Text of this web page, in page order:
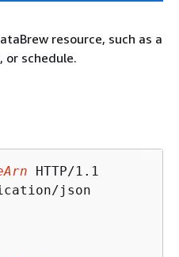
resource, such as a
or schedule.
HTTP/1.1
json